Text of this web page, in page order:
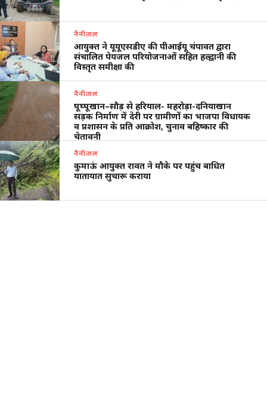
नैनीताल
आयुक्त ने यूयूएसडीए की पीआईयू चंपावत द्वारा
संचालित पेयजल परियोजनाओं सहित हल्द्वानी की
विस्तृत समीक्षा की
नैनीताल
घूघ्घूखान–सौड़ से हरियाल- महरोड़ा-दनियाखान
सड़क निर्माण में देरी पर ग्रामीणों का भाजपा विधायक
व प्रशासन के प्रति आक्रोश, चुनाव बहिष्कार की
चेतावनी
नैनीताल
कुमाऊं आयुक्त रावत ने मौके पर पहुंच बाधित
यातायात सुचारू कराया